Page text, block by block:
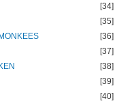
[34]
[35]
[36]
[37]
[38]
[39]
[40]